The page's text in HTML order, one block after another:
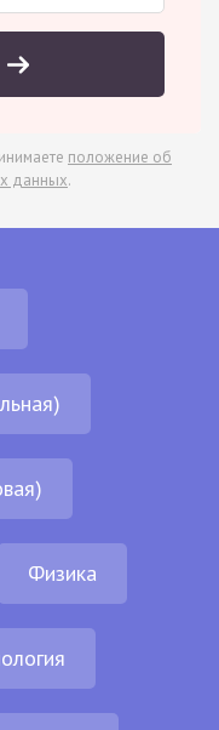
положение об
данных.
Физика